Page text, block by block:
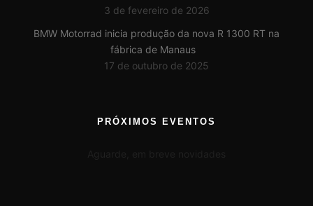
3 de fevereiro de 2026
BMW Motorrad inicia produção da nova R 1300 RT na
fábrica de Manaus
17 de outubro de 2025
PRÓXIMOS EVENTOS